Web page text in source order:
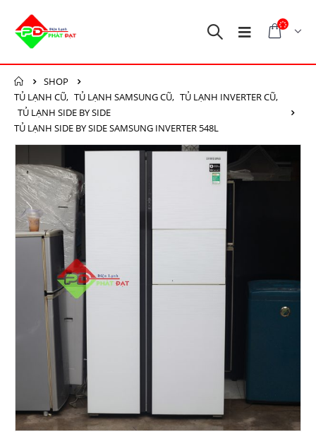
SHOP
TỦ LẠNH CŨ, TỦ LẠNH SAMSUNG CŨ, TỦ LẠNH INVERTER CŨ,
TỦ LẠNH SIDE BY SIDE
TỦ LẠNH SIDE BY SIDE SAMSUNG INVERTER 548L